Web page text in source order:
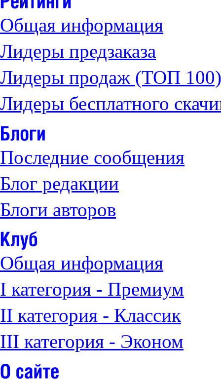
Общая информация
Лидеры предзаказа
Лидеры продаж (ТОП 100)
Лидеры бесплатного
Последние сообщения
Блог редакции
Блоги авторов
Общая информация
I категория - Премиум
II категория - Классик
III категория - Эконом